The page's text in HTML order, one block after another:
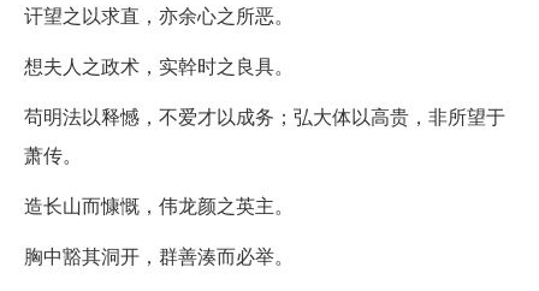
讦望之以求直，亦余心之所恶。
想夫人之政术，实幹时之良具。
苟明法以释憾，不爱才以成务；弘大体以高贵，非所望于
萧传。
造长山而慷慨，伟龙颜之英主。
胸中豁其洞开，群善湊而必举。